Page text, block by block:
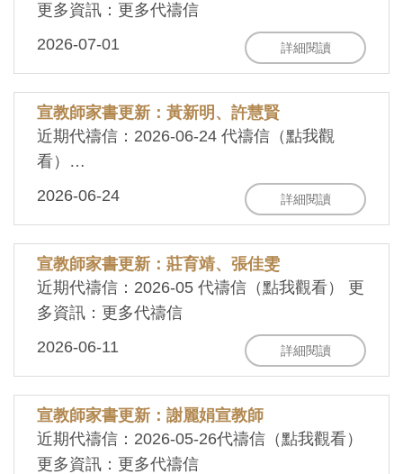
更多資訊：更多代禱信
2026-07-01
詳細閱讀
宣教師家書更新：黃新明、許慧賢
近期代禱信：2026-06-24 代禱信（點我觀
看）
更多資訊：更多代禱信
2026-06-24 詳細閱讀
宣教師家書更新：莊育靖、張佳雯
近期代禱信：2026-05 代禱信（點我觀看） 更
多資訊：更多代禱信
2026-06-11
詳細閱讀
宣教師家書更新：謝麗娟宣教師
近期代禱信：2026-05-26代禱信（點我觀看）
更多資訊：更多代禱信